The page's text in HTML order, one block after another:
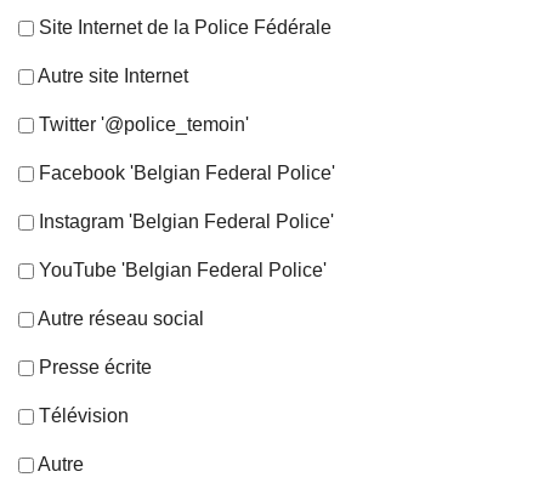
Site Internet de la Police Fédérale
Autre site Internet
Twitter '@police_temoin'
Facebook 'Belgian Federal Police'
Instagram 'Belgian Federal Police'
YouTube 'Belgian Federal Police'
Autre réseau social
Presse écrite
Télévision
Autre